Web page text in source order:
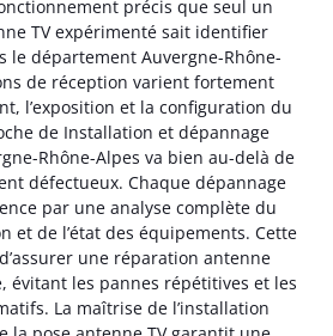
précis que seul un
TV expérimenté sait identifier
le département Auvergne-Rhône-
de réception varient fortement
l’exposition et la configuration du
de Installation et dépannage
Rhône-Alpes va bien au-delà de
défectueux. Chaque dépannage
par une analyse complète du
et de l’état des équipements. Cette
une réparation antenne
évitant les pannes répétitives et les
La maîtrise de l’installation